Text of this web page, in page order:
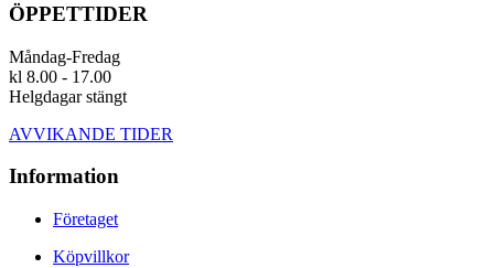
ÖPPETTIDER
Måndag-Fredag
kl 8.00 - 17.00
Helgdagar stängt
AVVIKANDE TIDER
Information
Företaget
Köpvillkor